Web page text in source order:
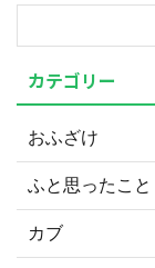
カテゴリー
おふざけ
ふと思ったこと
カブ